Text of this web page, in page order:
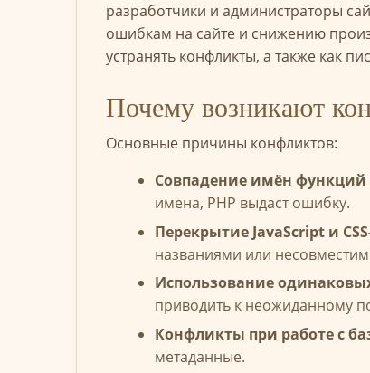
разработчики и администраторы
ошибкам на сайте и снижению
устранять конфликты, а также как
Почему возникают
Основные причины конфликтов:
Совпадение имён функций
имена, PHP выдаст ошибку.
Перекрытие JavaScript и
названиями или
Использование
приводить к неожиданному
Конфликты при работе с
метаданные.